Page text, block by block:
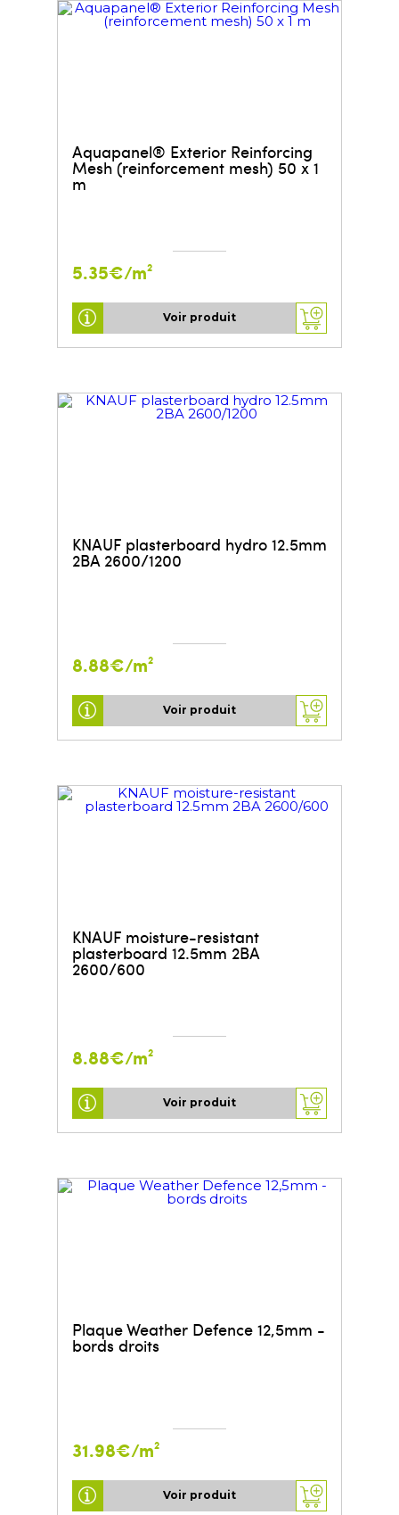
Aquapanel® Exterior Reinforcing
Mesh (reinforcement mesh) 50 x 1
m
5.35€/m²
Voir produit
KNAUF plasterboard hydro 12.5mm
2BA 2600/1200
8.88€/m²
Voir produit
KNAUF moisture-resistant
plasterboard 12.5mm 2BA
2600/600
8.88€/m²
Voir produit
Plaque Weather Defence 12,5mm -
bords droits
31.98€/m²
Voir produit